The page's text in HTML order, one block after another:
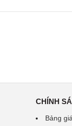
CHÍNH
Bảng